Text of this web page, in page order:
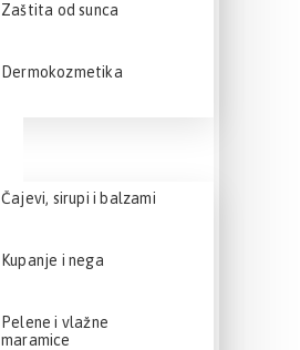
Zaštita od sunca
Dermokozmetika
Čajevi, sirupi i balzami
Kupanje i nega
Pelene i vlažne
maramice